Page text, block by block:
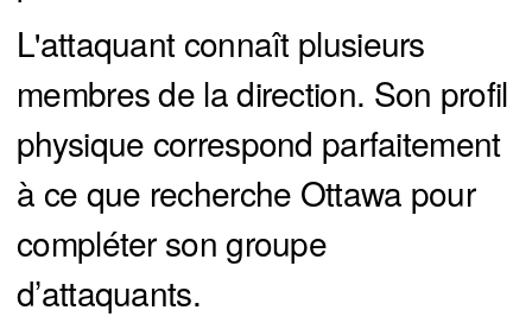
L'attaquant connaît plusieurs
membres de la direction. Son profil
physique correspond parfaitement
à ce que recherche Ottawa pour
compléter son groupe
d’attaquants.